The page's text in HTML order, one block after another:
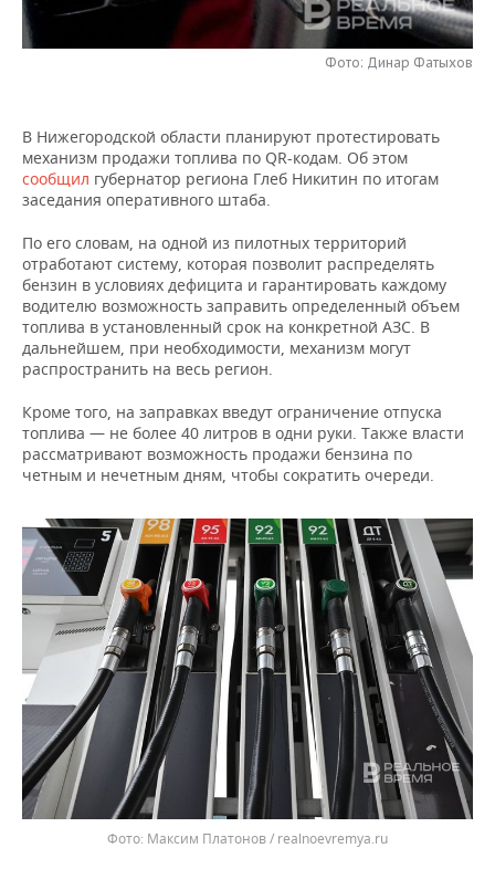
ЭНЕРГЕТИКА
УСЛУГИ
МЕДИА
ВЫЕЗДНАЯ РЕДАКЦИЯ
ОТКРЫТАЯ ЛЕКЦИЯ
НОВОСТИ СПОРТА
БАСКЕТБОЛ
КИБЕРСПОРТ
ФИГУРНОЕ КАТАНИЕ
ВОДНЫЕ ВИДЫ СПОРТА
ХОККЕЙ С МЯЧОМ
ОБЩЕСТВО
ИНФРАСТРУКТУРА
КУЛЬТУРА
МЕДИЦИНА
ОБРАЗОВАНИЕ
ПРОИСШЕСТВИЯ
СПРАВОЧНИК
СПИСОК ПЕРСОН
СПИСОК КОМПАНИЙ
Фото: Динар Фатыхов
В Нижегородской области планируют протестировать
механизм продажи топлива по QR-кодам. Об этом
сообщил губернатор региона Глеб Никитин по итогам
заседания оперативного штаба.
По его словам, на одной из пилотных территорий
отработают систему, которая позволит распределять
бензин в условиях дефицита и гарантировать каждому
водителю возможность заправить определенный объем
топлива в установленный срок на конкретной АЗС. В
дальнейшем, при необходимости, механизм могут
распространить на весь регион.
Кроме того, на заправках введут ограничение отпуска
топлива — не более 40 литров в одни руки. Также власти
рассматривают возможность продажи бензина по
четным и нечетным дням, чтобы сократить очереди.
Максим Платонов / realnoevremya.ru